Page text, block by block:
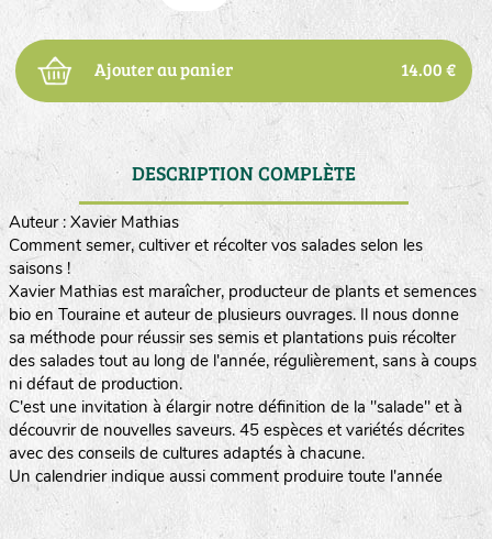
Ajouter au panier 14.00 €
DESCRIPTION COMPLÈTE
Auteur : Xavier Mathias
Comment semer, cultiver et récolter vos salades selon les
saisons !
Xavier Mathias est maraîcher, producteur de plants et semences
bio en Touraine et auteur de plusieurs ouvrages. Il nous donne
sa méthode pour réussir ses semis et plantations puis récolter
des salades tout au long de l'année, régulièrement, sans à coups
ni défaut de production.
C'est une invitation à élargir notre définition de la "salade" et à
découvrir de nouvelles saveurs. 45 espèces et variétés décrites
avec des conseils de cultures adaptés à chacune.
Un calendrier indique aussi comment produire toute l'année